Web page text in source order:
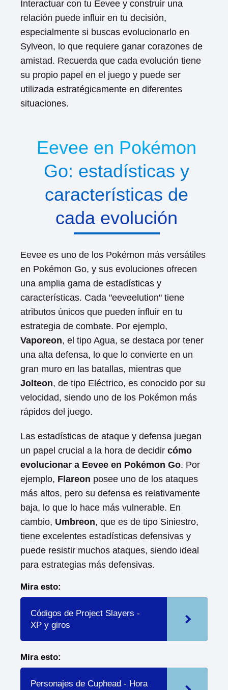
Interactuar con tu Eevee y construir una
relación puede influir en tu decisión,
especialmente si buscas evolucionarlo en
Sylveon, lo que requiere ganar corazones de
amistad. Recuerda que cada evolución tiene
su propio papel en el juego y puede ser
utilizada estratégicamente en diferentes
situaciones.
Eevee en Pokémon
Go: estadísticas y
características de
cada evolución
Eevee es uno de los Pokémon más versátiles
en Pokémon Go, y sus evoluciones ofrecen
una amplia gama de estadísticas y
características. Cada "eeveelution" tiene
atributos únicos que pueden influir en tu
estrategia de combate. Por ejemplo,
Vaporeon, el tipo Agua, se destaca por tener
una alta defensa, lo que lo convierte en un
gran muro en las batallas, mientras que
Jolteon, de tipo Eléctrico, es conocido por su
velocidad, siendo uno de los Pokémon más
rápidos del juego.
Las estadísticas de ataque y defensa juegan
un papel crucial a la hora de decidir cómo
evolucionar a Eevee en Pokémon Go. Por
ejemplo, Flareon posee uno de los ataques
más altos, pero su defensa es relativamente
baja, lo que lo hace más vulnerable. En
cambio, Umbreon, que es de tipo Siniestro,
tiene excelentes estadísticas defensivas y
puede resistir muchos ataques, siendo ideal
para estrategias más defensivas.
Mira esto:
Códigos de Project Slayers -
XP y giros
Mira esto:
Personajes de Cuphead - Hora